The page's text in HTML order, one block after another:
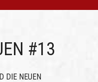
#13
DIE NEUEN